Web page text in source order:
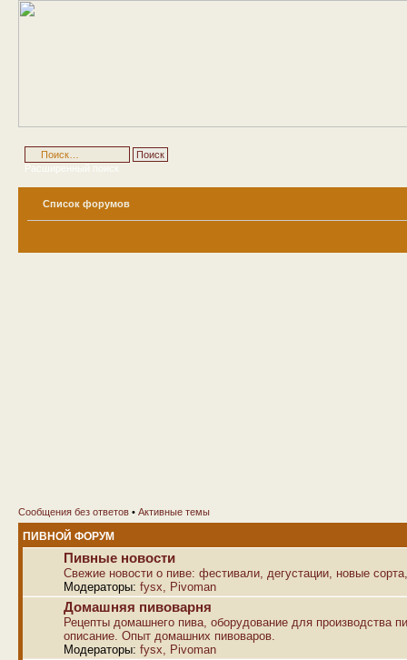
Расширенный поиск
Список форумов
Сообщения без ответов • Активные темы
ПИВНОЙ ФОРУМ
Пивные новости
Свежие новости о пиве: фестивали, дегустации, новые
Модераторы: fysx Pivoman
Домашняя пивоварня
Рецепты домашнего пива, оборудование для производства
описание. Опыт домашних пивоваров.
Модераторы: fysx Pivoman